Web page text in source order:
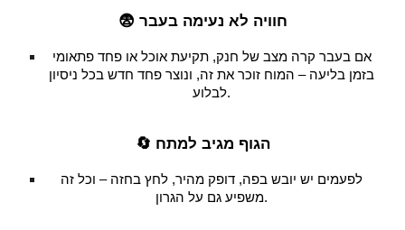
😨 חוויה לא נעימה בעבר
אם בעבר קרה מצב של חנק, תקיעת אוכל או פחד פתאומי
בזמן בליעה – המוח זוכר את זה, ונוצר פחד חדש בכל ניסיון
לבלוע.
🔄 הגוף מגיב למתח
לפעמים יש יובש בפה, דופק מהיר, לחץ בחזה – וכל זה
משפיע גם על הגרון.